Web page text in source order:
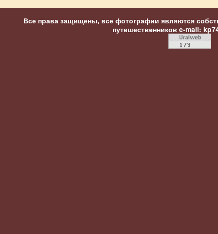
Все права защищены, все фотографии являются
путешественников e-mail: